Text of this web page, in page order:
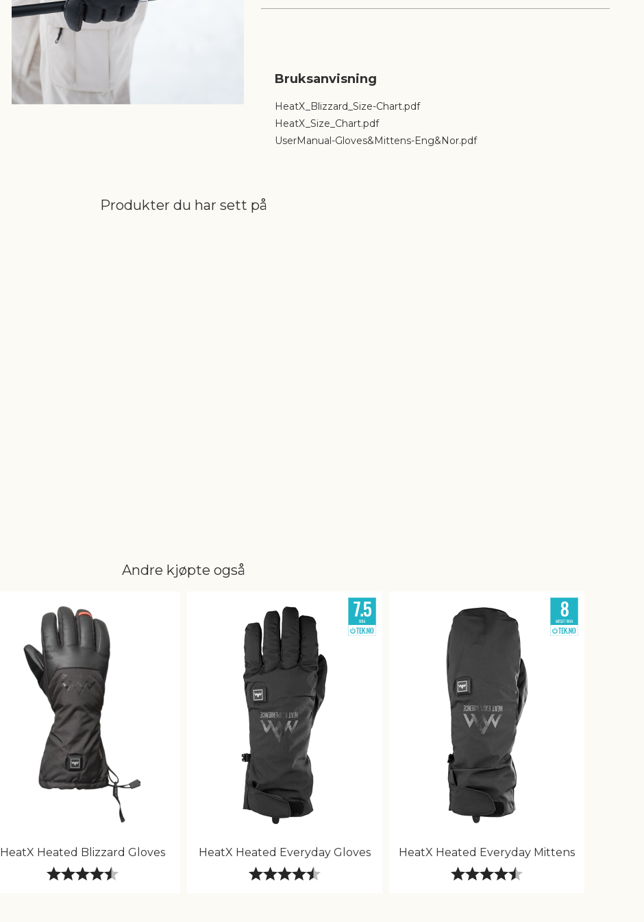
Designet med HeatX™ 7,4V hanskesystem, utviklet for å
med minimal vekt og størrelse.
HeatX_Blizzard_Size-Chart.pdf
HeatX_Size_Chart.pdf
UserManual-Gloves&Mittens-Eng&Nor.pdf
Produkter du har sett på
Andre kjøpte også
HeatX Heated Blizzard Gloves
Karakter: 4.8 av 5 mulige
HeatX Heated Everyday Gloves
Karakter: 4.5 av 5 mulige
HeatX Heated Everyday Mittens
Karakter: 4.7 av 5 mulige